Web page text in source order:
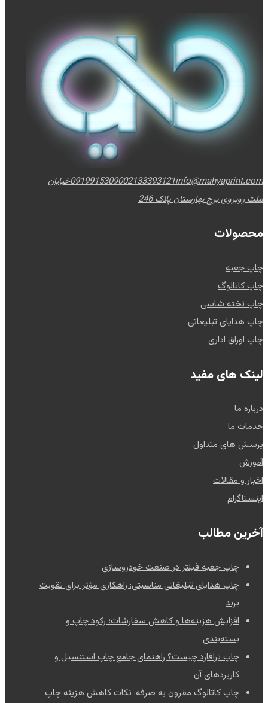
0919915309002133393121info@mahyaprint.com
خیابان
ملت روبروی برج بهارستان پلاک 246
محصولات
چاپ جعبه
چاپ کاتالوگ
چاپ تخته شاسی
چاپ هدایای تبلیغاتی
چاپ اوراق اداری
لینک های مفید
درباره ما
خدمات ما
پرسش های متداول
آموزش
اخبار و مقالات
اینستاگرام
آخرین مطالب
چاپ جعبه فیلتر در صنعت خودروسازی
چاپ هدایای تبلیغاتی مناسبتی: راهکاری مؤثر برای تقویت
برند
افزایش هزینه‌ها و کاهش سفارشات؛ رکود چاپ و
بسته‌بندی
چاپ ترافارد چیست؟ راهنمای جامع چاپ استنسیل و
کاربردهای آن
چاپ کاتالوگ مقرون به صرفه: نکات کاهش هزینه چاپ